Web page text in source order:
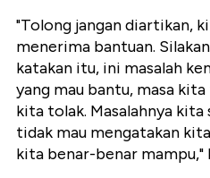
"Tolong jangan diartikan,
menerima bantuan.
katakan itu, ini masalah
yang mau bantu, masa
kita tolak. Masalahnya
tidak mau mengatakan
kita benar-benar mampu,"